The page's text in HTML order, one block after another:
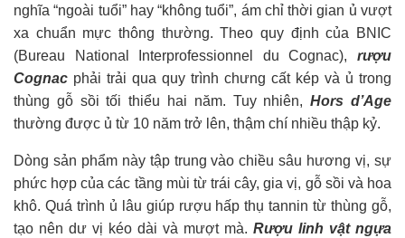
nghĩa “ngoài tuổi” hay “không tuổi”, ám chỉ thời gian ủ vượt
xa chuẩn mực thông thường. Theo quy định của BNIC
(Bureau National Interprofessionnel du Cognac), rượu
Cognac phải trải qua quy trình chưng cất kép và ủ trong
thùng gỗ sồi tối thiểu hai năm. Tuy nhiên,Hors d’Age
thường được ủ từ 10 năm trở lên, thậm chí nhiều thập kỷ.
Dòng sản phẩm này tập trung vào chiều sâu hương vị, sự
phức hợp của các tầng mùi từ trái cây, gia vị, gỗ sồi và hoa
khô. Quá trình ủ lâu giúp rượu hấp thụ tannin từ thùng gỗ,
tạo nên dư vị kéo dài và mượt mà. Rượu linh vật ngựa